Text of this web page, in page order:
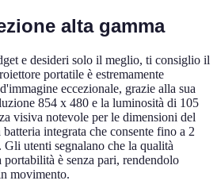
alta gamma
e desideri solo il meglio, ti consiglio il
portatile è estremamente
eccezionale, grazie alla sua
854 x 480 e la luminosità di 105
visiva notevole per le dimensioni del
integrata che consente fino a 2
utenti segnalano che la qualità
portabilità è senza pari, rendendolo
movimento.